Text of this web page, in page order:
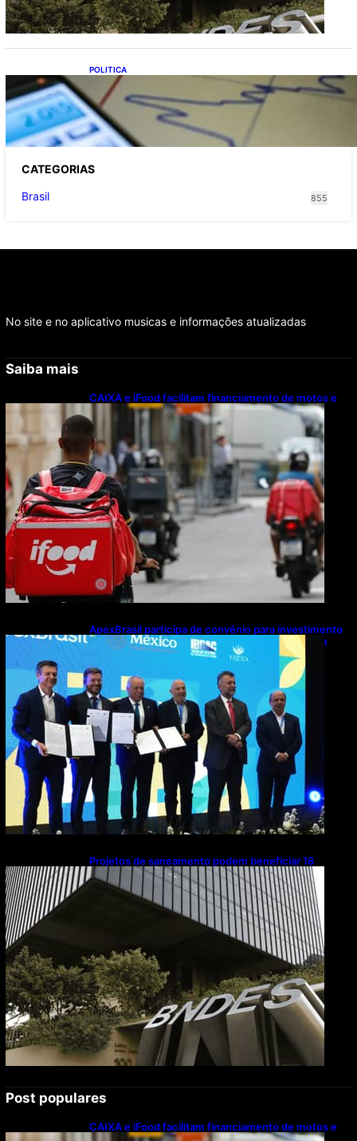
POLITICA
TCU lista mais de 6 mil responsáveis com
contas irregulares; Nordeste e Sudeste
concentram maioria dos nomes
CATEGORIAS
Brasil
855
No site e no aplicativo musicas e informações atualizadas
Saiba mais
CAIXA e iFood facilitam financiamento de motos e
bicicletas elétricas para entregadores
ApexBrasil participa de convênio para investimento
de R$ 2,63 milhões em exportações de cachaça
Projetos de saneamento podem beneficiar 18
milhões de brasileiros
Post populares
CAIXA e iFood facilitam financiamento de motos e
bicicletas elétricas para entregadores